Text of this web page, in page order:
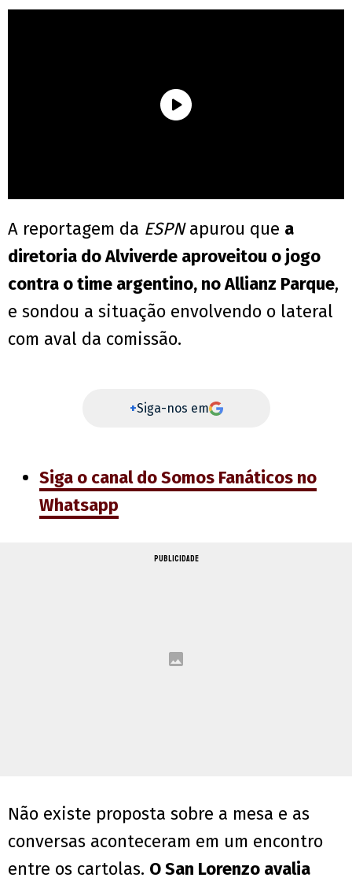
A reportagem da ESPNapurou que a
diretoria do Alviverde aproveitou o jogo
contra o time argentino, no Allianz Parque,
e sondou a situação envolvendo o lateral
com aval da comissão.
+Siga-nos em
Siga o canal do Somos Fanáticos no
Whatsapp
PUBLICIDADE
Não existe proposta sobre a mesa e as
conversas aconteceram em um encontro
entre os cartolas. O San Lorenzo avalia